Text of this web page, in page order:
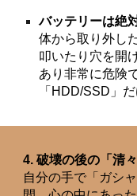
バッテリーは絶
体から取り外し
叩いたり穴を開
あり非常に危険
「HDD/SSD」
4. 破壊の後の「清
自分の手で「ガシ